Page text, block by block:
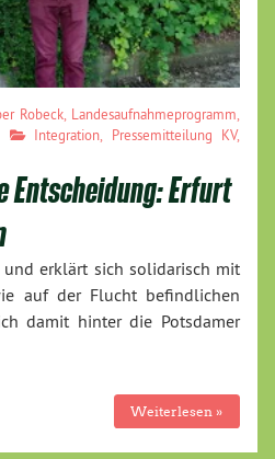
Robeck Landesaufnahmeprogramm
Integration Pressemitteilung KV,
Entscheidung: Erfurt
erklärt sich solidarisch mit
auf der Flucht befindlichen
damit hinter die Potsdamer
Weiterlesen »